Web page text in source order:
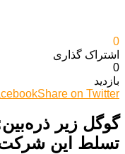
0
اشتراک گذاری‌
0
بازدید
Share on Twitter
گوگل زیر ذره‌بین:
تسلط این شرکت